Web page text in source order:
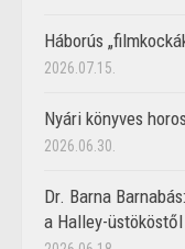
Háborús
2026.07.15.
Nyári könyves
2026.06.30.
Dr. Barna
a Halley-